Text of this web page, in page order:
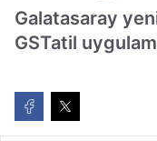
Galatasaray
GSTatil